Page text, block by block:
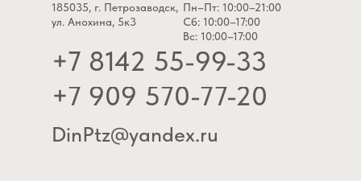
185035, г. Петрозаводск,
ул. Анохина, 5к3
Пн–Пт: 10:00–21:00
Сб: 10:00–17:00
Вс: 10:00–17:00
+7 8142 55-99-33
+7 909 570-77-20
DinPtz@yandex.ru